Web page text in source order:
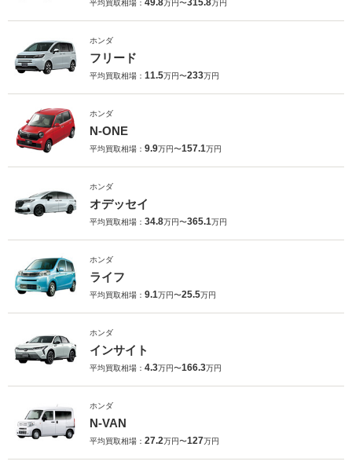
平均買取相場： 49.8万円〜315.8万円
ホンダ
フリード
平均買取相場： 11.5万円〜233万円
ホンダ
N-ONE
平均買取相場： 9.9万円〜157.1万円
ホンダ
オデッセイ
平均買取相場： 34.8万円〜365.1万円
ホンダ
ライフ
平均買取相場： 9.1万円〜25.5万円
ホンダ
インサイト
平均買取相場： 4.3万円〜166.3万円
ホンダ
N-VAN
平均買取相場： 27.2万円〜127万円